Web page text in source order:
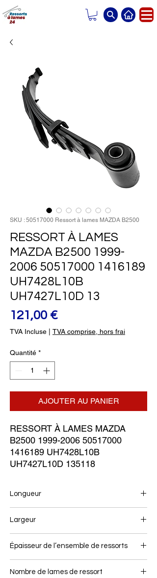
SKU : 50517000 Ressort à lames MAZDA B2500
RESSORT À LAMES
MAZDA B2500 1999-
2006 50517000 1416189
UH7428L10B
UH7427L10D 13
121,00 €Prix
TVA Incluse TVA comprise, hors frai
Quantité *
AJOUTER AU PANIER
RESSORT À LAMES MAZDA
B2500 1999-2006 50517000
1416189 UH7428L10B
UH7427L10D 135118
Longueur
Largeur
Épaisseur de l’ensemble de ressorts
Nombre de lames de ressort